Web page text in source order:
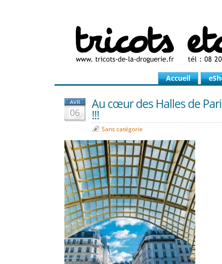
Accueil
AVR
06
Au cœur des Halles de
!!!
Sans catégorie